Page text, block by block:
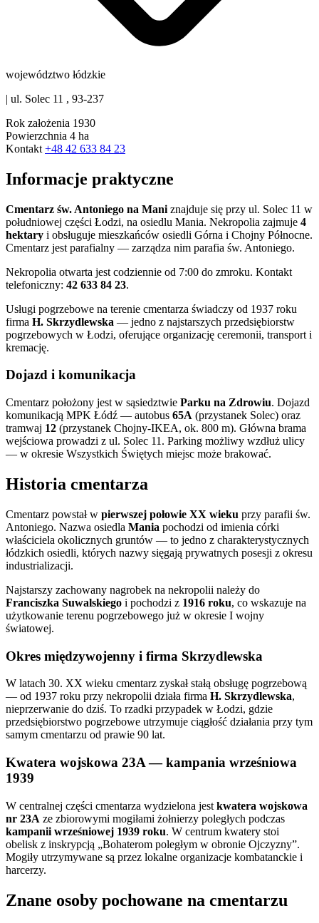
województwo łódzkie
| ul. Solec 11 , 93-237
Rok założenia 1930
Powierzchnia 4 ha
Kontakt +48 42 633 84 23
Informacje praktyczne
Cmentarz św. Antoniego na Mani znajduje się przy ul. Solec 11 w
południowej części Łodzi, na osiedlu Mania. Nekropolia zajmuje 4
hektary i obsługuje mieszkańców osiedli Górna i Chojny Północne.
Cmentarz jest parafialny — zarządza nim parafia św. Antoniego.
Nekropolia otwarta jest codziennie od 7:00 do zmroku. Kontakt
telefoniczny: 42 633 84 23.
Usługi pogrzebowe na terenie cmentarza świadczy od 1937 roku
firma H. Skrzydlewska — jedno z najstarszych przedsiębiorstw
pogrzebowych w Łodzi, oferujące organizację ceremonii, transport i
kremację.
Dojazd i komunikacja
Cmentarz położony jest w sąsiedztwie Parku na Zdrowiu. Dojazd
komunikacją MPK Łódź — autobus 65A (przystanek Solec) oraz
tramwaj 12 (przystanek Chojny-IKEA, ok. 800 m). Główna brama
wejściowa prowadzi z ul. Solec 11. Parking możliwy wzdłuż ulicy
— w okresie Wszystkich Świętych miejsc może brakować.
Historia cmentarza
Cmentarz powstał w pierwszej połowie XX wieku przy parafii św.
Antoniego. Nazwa osiedla Mania pochodzi od imienia córki
właściciela okolicznych gruntów — to jedno z charakterystycznych
łódzkich osiedli, których nazwy sięgają prywatnych posesji z okresu
industrializacji.
Najstarszy zachowany nagrobek na nekropolii należy do
Franciszka Suwalskiego i pochodzi z 1916 roku, co wskazuje na
użytkowanie terenu pogrzebowego już w okresie I wojny
światowej.
Okres międzywojenny i firma Skrzydlewska
W latach 30. XX wieku cmentarz zyskał stałą obsługę pogrzebową
— od 1937 roku przy nekropolii działa firma H. Skrzydlewska,
nieprzerwanie do dziś. To rzadki przypadek w Łodzi, gdzie
przedsiębiorstwo pogrzebowe utrzymuje ciągłość działania przy tym
samym cmentarzu od prawie 90 lat.
Kwatera wojskowa 23A — kampania wrześniowa
1939
W centralnej części cmentarza wydzielona jest kwatera wojskowa
nr 23A ze zbiorowymi mogiłami żołnierzy poległych podczas
kampanii wrześniowej 1939 roku. W centrum kwatery stoi
obelisk z inskrypcją „Bohaterom poległym w obronie Ojczyzny”.
Mogiły utrzymywane są przez lokalne organizacje kombatanckie i
harcerzy.
Znane osoby pochowane na cmentarzu